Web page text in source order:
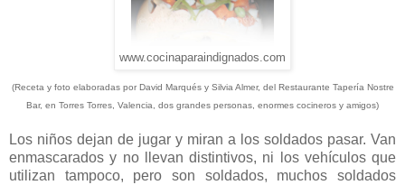
www.cocinaparaindignados.com
(Receta y foto elaboradas por David Marqués y Silvia Almer, del Restaurante Tapería Nostre
Bar, en Torres Torres, Valencia, dos grandes personas, enormes cocineros y amigos)
Los niños dejan de jugar y miran a los soldados pasar. Van
enmascarados y no llevan distintivos, ni los vehículos que
utilizan tampoco, pero son soldados, muchos soldados